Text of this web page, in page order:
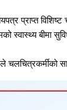
प्राप्त
स्वास्थ्य बीमा
चलचित्रकर्मीको